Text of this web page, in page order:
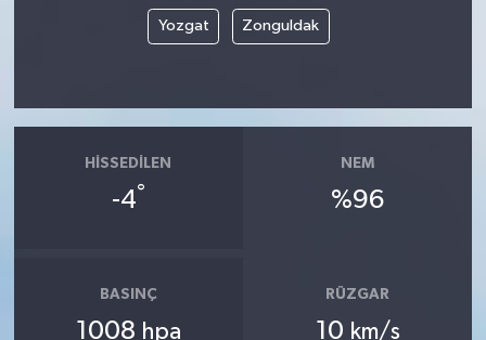
Yozgat Zonguldak
HISSEDILEN
-4°
NEM
%96
BASINÇ
1008 hpa
RÜZGAR
10 km/s